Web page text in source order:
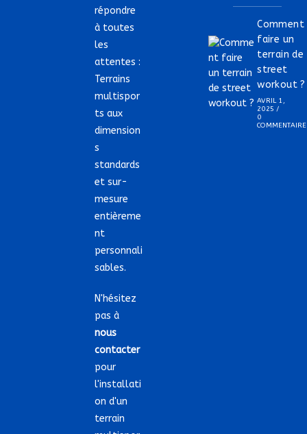
répondre
à toutes
les
attentes :
Terrains
multispor
ts aux
dimension
s
standards
et sur-
mesure
entièreme
nt
personnali
sables.
N'hésitez
pas à
nous
contacter
pour
l'installati
on d'un
terrain
Comment
faire un
terrain de
street
workout ?
AVRIL 1,
2025 /
0
COMMENTAIRE